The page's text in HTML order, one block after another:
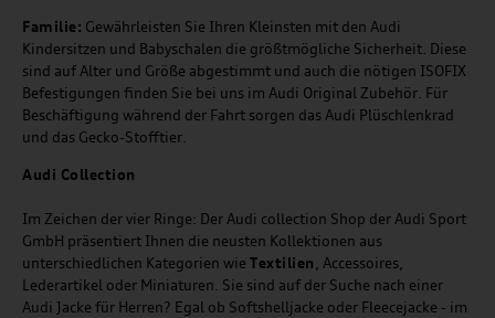
Familie: Gewährleisten Sie Ihren Kleinsten mit den Audi
Kindersitzen und Babyschalen die größtmögliche Sicherheit. Diese
sind auf Alter und Größe abgestimmt und auch die nötigen ISOFIX
Befestigungen finden Sie bei uns im Audi Original Zubehör. Für
Beschäftigung während der Fahrt sorgen das Audi Plüschlenkrad
und das Gecko-Stofftier.
Audi Collection
Im Zeichen der vier Ringe: Der Audi collection Shop der Audi Sport
GmbH präsentiert Ihnen die neusten Kollektionen aus
unterschiedlichen Kategorien wie Textilien, Accessoires,
Lederartikel oder Miniaturen. Sie sind auf der Suche nach einer
Audi Jacke für Herren? Egal ob Softshelljacke oder Fleecejacke - im